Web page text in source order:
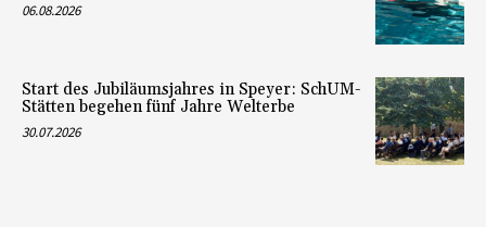
06.08.2026
Start des Jubiläumsjahres in Speyer: SchUM-
Stätten begehen fünf Jahre Welterbe
30.07.2026